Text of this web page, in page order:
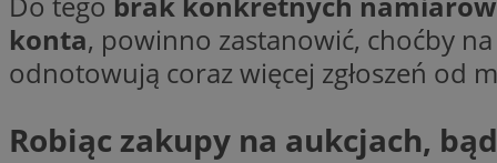
konta, powinno zastanowić, choćby
odnotowują coraz więcej zgłoszeń od
Robiąc zakupy na aukcjach,
li_gc